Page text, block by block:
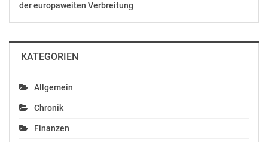
der europaweiten Verbreitung
KATEGORIEN
Allgemein
Chronik
Finanzen